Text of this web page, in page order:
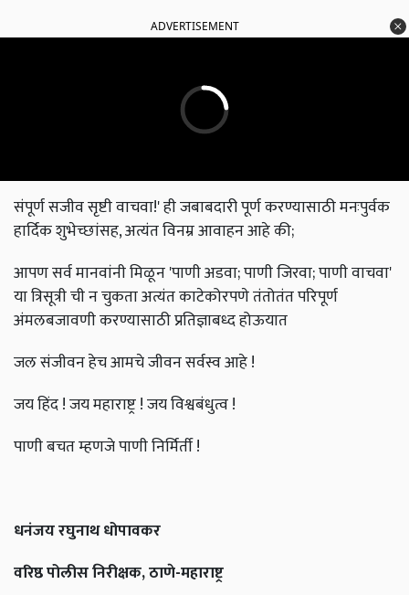
ADVERTISEMENT
संपूर्ण सजीव सृष्टी वाचवा!' ही जबाबदारी पूर्ण करण्यासाठी मनःपुर्वक
हार्दिक शुभेच्छांसह, अत्यंत विनम्र आवाहन आहे की;
आपण सर्व मानवांनी मिळून 'पाणी अडवा; पाणी जिरवा; पाणी वाचवा'
या त्रिसूत्री ची न चुकता अत्यंत काटेकोरपणे तंतोतंत परिपूर्ण
अंमलबजावणी करण्यासाठी प्रतिज्ञाबध्द होऊयात
जल संजीवन हेच आमचे जीवन सर्वस्व आहे !
जय हिंद ! जय महाराष्ट्र ! जय विश्वबंधुत्व !
पाणी बचत म्हणजे पाणी निर्मिर्ती !
धनंजय रघुनाथ धोपावकर
वरिष्ठ पोलीस निरीक्षक, ठाणे-महाराष्ट्र